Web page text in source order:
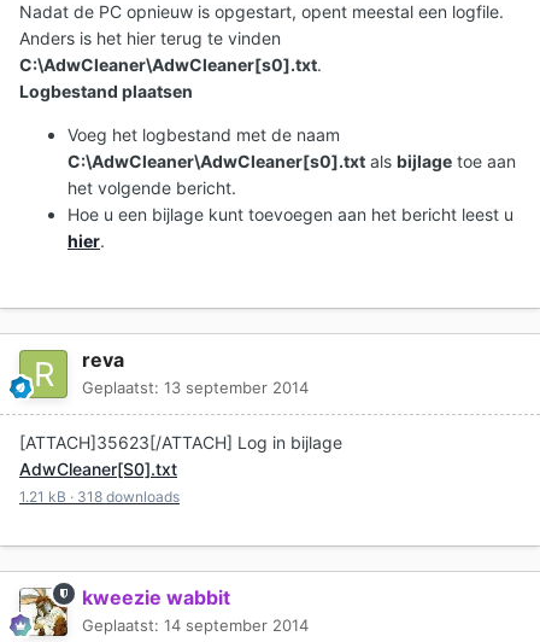
Nadat de PC opnieuw is opgestart, opent meestal een logfile.
Anders is het hier terug te vinden
C:\AdwCleaner\AdwCleaner[s0].txt.
Logbestand plaatsen
Voeg het logbestand met de naam
C:\AdwCleaner\AdwCleaner[s0].txt als bijlage toe aan
het volgende bericht.
Hoe u een bijlage kunt toevoegen aan het bericht leest u
hier.
reva
Geplaatst: 13 september 2014
[ATTACH]35623[/ATTACH] Log in bijlage
AdwCleaner[S0].txt
1.21 kB · 318 downloads
kweezie wabbit
Geplaatst: 14 september 2014